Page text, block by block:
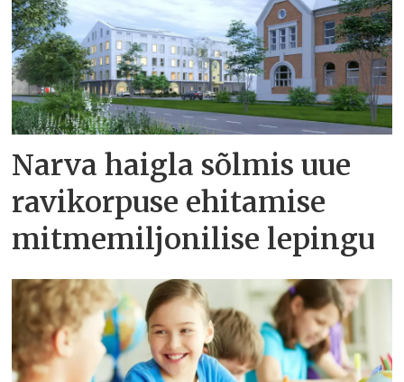
Narva haigla sõlmis uue
ravikorpuse ehitamise
mitmemiljonilise lepingu